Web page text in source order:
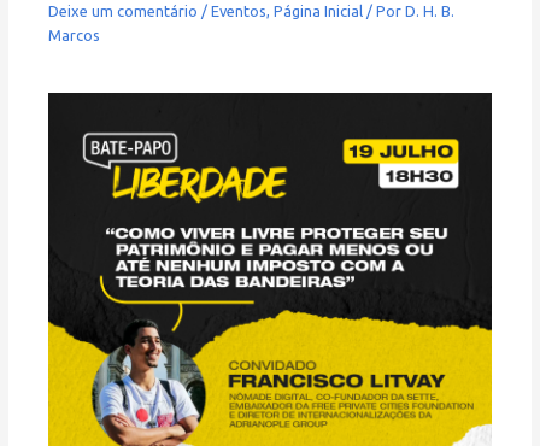
Deixe um comentário /Eventos ,Página Inicial / PorD. H. B.
Marcos